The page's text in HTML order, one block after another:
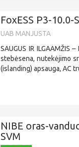
FoxESS P3-
UAB MANJUSTA
SAUGUS IR ILGAAMŽIS
stebėsena, nutekėjimo
(islanding) apsauga, AC
NIBE oras-
SVM